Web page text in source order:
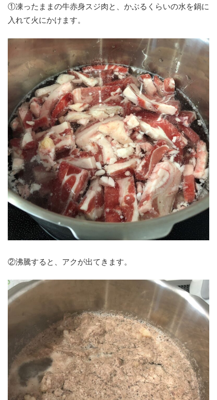
①凍ったままの牛赤身スジ肉と、かぶるくらいの水を鍋に
入れて火にかけます。
②沸騰すると、アクが出てきます。